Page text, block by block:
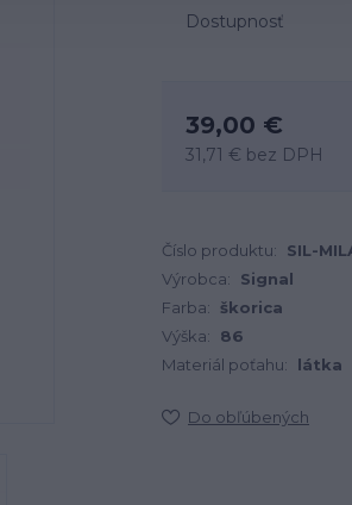
Dostupnosť
39,00 €
31,71 € bez DPH
Číslo produktu: SIL-
Výrobca:
Signal
Farba:
škorica
Výška:
86
Materiál poťahu:
látka
Do obľúbených